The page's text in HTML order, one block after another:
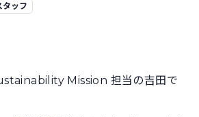
タッフ
Mission 担当の吉田で